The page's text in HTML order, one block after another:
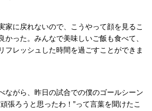
家に戻れないので、こうやって顔を見るこ
かった。みんなで美味しいご飯も食べて、
フレッシュした時間を過ごすことができま
ながら、昨日の試合での僕のゴールシーン
張ろうと思ったわ！”って言葉を聞けたこ